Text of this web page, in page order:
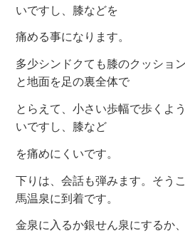
いですし、膝などを
痛める事になります。
多少シンドクても膝のクッショ
と地面を足の裏全体で
とらえて、小さい歩幅で歩くよ
いですし、膝など
を痛めにくいです。
下りは、会話も弾みます。そう
馬温泉に到着です。
金泉に入るか銀せん泉にするか